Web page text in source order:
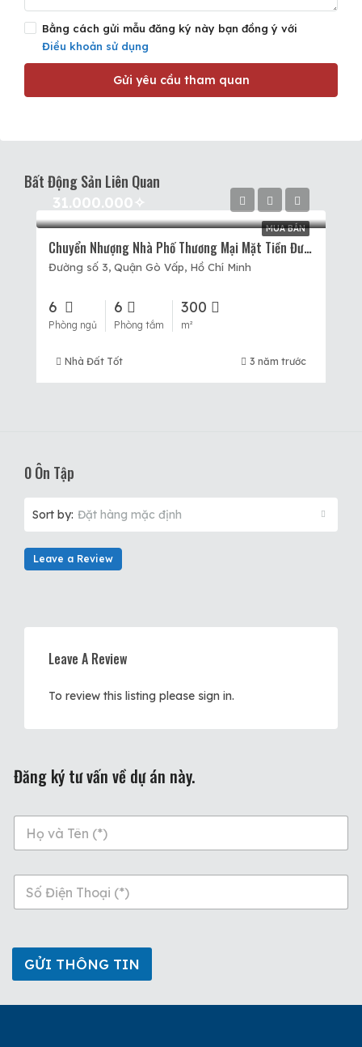
Bằng cách gửi mẫu đăng ký này bạn đồng ý với
Điều khoản sử dụng
Gửi yêu cầu tham quan
Bất Động Sản Liên Quan
MUA BÁN
31.000.000✧
Chuyển Nhượng Nhà Phố Thương Mại Mặt Tiền Đường Số 3 Dự Án Cityland Park Hills Gò Vấp.
Đường số 3, Quận Gò Vấp, Hồ Chí Minh
6
Phòng ngủ
6
Phòng tắm
300
m²
Nhà Đất Tốt 3 năm trước
0 Ôn Tập
Sort by: Đặt hàng mặc định
Leave a Review
Leave A Review
To review this listing please sign in.
Đăng ký tư vấn về dự án này.
n
m
p
o
GỬI THÔNG TIN